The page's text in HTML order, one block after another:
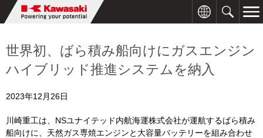
世界初、ばら積み船向けにガスエンジン
ハイブリッド推進システムを納入
2023年12月26日
川崎重工は、 NSユナイテッド内航海運株式会社が運航するばら積み
船向けに、天然ガス専焼エンジンと大容量バッテリーを組み合わせ